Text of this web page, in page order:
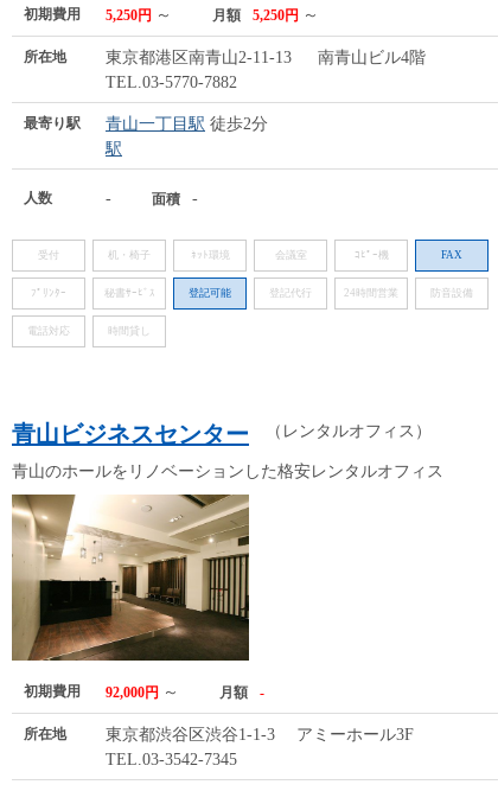
初期費用 5,250円 ～ 月額 5,250円 ～
所在地
東京都港区南青山2-11-13 南青山ビル4階
TEL.03-5770-7882
最寄り駅 青山一丁目駅 徒歩2分
駅
人数 - 面積 -
受付 机・椅子 ﾈｯﾄ環境 会議室 ｺﾋﾟｰ機 FAX
ﾌﾟﾘﾝﾀｰ 秘書ｻｰﾋﾞｽ 登記可能 登記代行 24時間営業 防音設備
電話対応 時間貸し
青山ビジネスセンター （レンタルオフィス）
青山のホールをリノベーションした格安レンタルオフィス
初期費用 92,000円 ～ 月額 -
所在地
東京都渋谷区渋谷1-1-3 アミーホール3F
TEL.03-3542-7345